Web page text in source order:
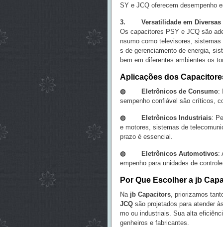
SY e JCQ oferecem desempenho
3. Versatilidade em Diversas
Os capacitores PSY e JCQ são
nsumo como televisores,
s de gerenciamento de energia,
bem em diferentes ambientes os
Aplicações dos
◍ Eletrônicos de Consumo:
sempenho confiável são críticos,
◍ Eletrônicos Industriais:
e motores, sistemas de
prazo é essencial.
◍ Eletrônicos Automotivos:
empenho para unidades de
Por Que Escolher a jb
Na jb Capacitors, priorizamos
JCQsão projetados para atender
mo ou industriais. Sua alta
genheiros e fabricantes.